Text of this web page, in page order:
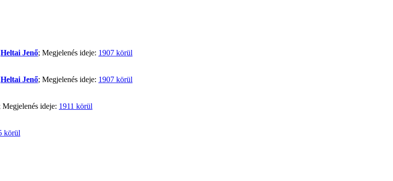
Heltai Jenő; Megjelenés ideje: 1907 körül
Heltai Jenő; Megjelenés ideje: 1907 körül
Megjelenés ideje: 1911 körül
körül